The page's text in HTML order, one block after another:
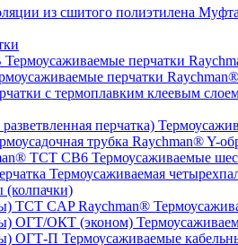
Муфта
Термоусаживаемые перчатки
перчатки
трубка Raychman® Y-
Термоусаживаемые
Термоусаживаемая
(колпачки)
Термоусаживаемые